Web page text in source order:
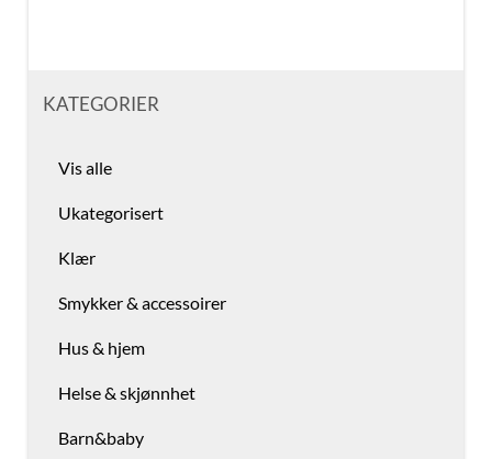
KATEGORIER
Vis alle
Ukategorisert
Klær
Smykker & accessoirer
Hus & hjem
Helse & skjønnhet
Barn&baby